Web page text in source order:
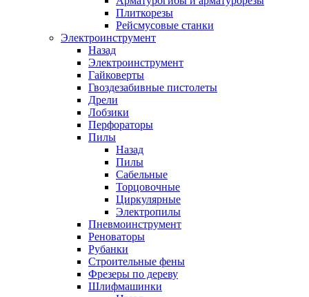
Плиткорезы
Рейсмусовые станки
Электроинструмент
Назад
Электроинструмент
Гайковерты
Гвоздезабивные пистолеты
Дрели
Лобзики
Перфораторы
Пилы
Назад
Пилы
Сабельные
Торцовочные
Циркулярные
Электропилы
Пневмоинструмент
Реноваторы
Рубанки
Строительные фены
Фрезеры по дереву
Шлифмашинки